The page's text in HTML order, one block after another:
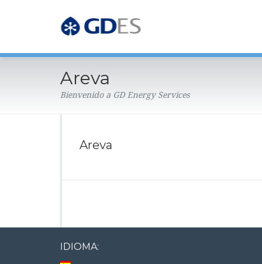
Areva
Bienvenido a GD Energy Services
Areva
IDIOMA: